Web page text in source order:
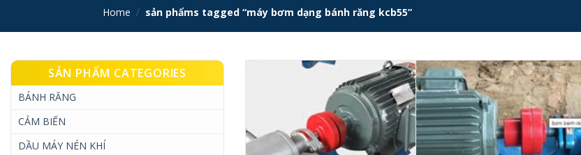
home / sản phẩms tagged “máy bơm dạng bánh răng kcb55”
SẢN PHẨM CATEGORIES
BÁNH RĂNG
CẢM BIẾN
DẦU MÁY NÉN KHÍ